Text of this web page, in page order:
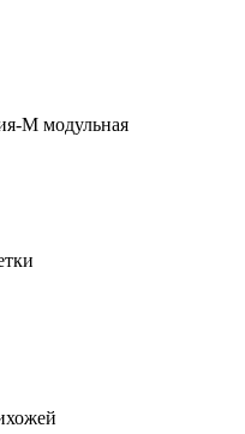
М модульная